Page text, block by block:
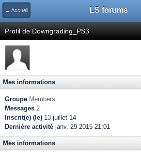
← Accueil LS forums
Profil de Downgrading_PS3
Mes informations
Groupe Members
Messages 2
Inscrit(e) (le) 13-juillet 14
Dernière activité janv. 29 2015 21:01
Mes informations